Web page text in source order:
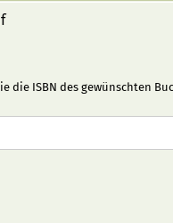
die ISBN des gewünschten